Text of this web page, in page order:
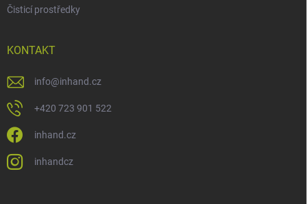
Čisticí prostředky
KONTAKT
info@inhand.cz
+420 723 901 522
inhand.cz
inhandcz